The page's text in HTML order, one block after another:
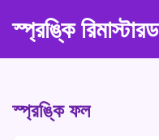
স্প্রঙ্কি রিমাস্টারড
স্প্রঙ্কি ফল